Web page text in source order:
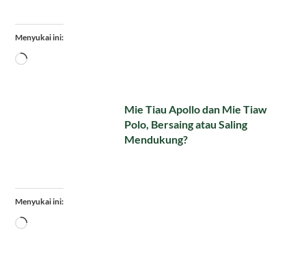
Menyukai ini:
Memuat...
Mie Tiau Apollo dan Mie Tiaw
Polo, Bersaing atau Saling
Mendukung?
Menyukai ini:
Memuat...